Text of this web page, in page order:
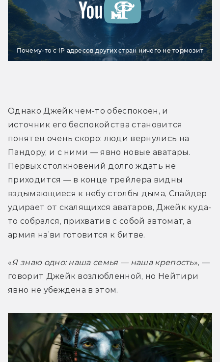
Почему-то с IP адресов других стран ничего не тормозит
Однако Джейк чем-то обеспокоен, и
источник его беспокойства становится
понятен очень скоро: люди вернулись на
Пандору, и с ними — явно новые аватары.
Первых столкновений долго ждать не
приходится — в конце трейлера видны
вздымающиеся к небу столбы дыма, Спайдер
удирает от скалящихся аватаров, Джейк куда-
то собрался, прихватив с собой автомат, а
армия на’ви готовится к битве.
«Я знаю одно: наша семья — наша крепость», —
говорит Джейк возлюбленной, но Нейтири
явно не убеждена в этом.